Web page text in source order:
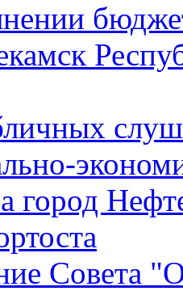
город
Совета